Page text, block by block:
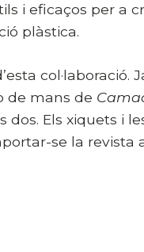
i eficaços per a
plàstica.
col·laboració.
de mans de
Els xiquets i
se la revista